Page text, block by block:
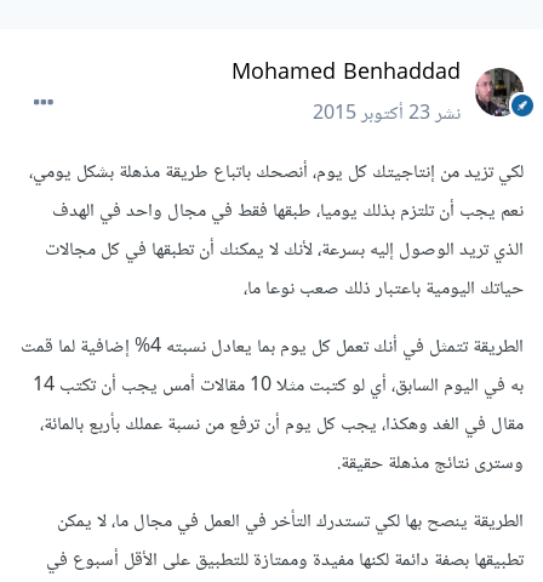
Mohamed Benhaddad
نشر23 أكتوبر 2015
لكي تزيد من إنتاجيتك كل يوم، أنصحك باتباع طريقة مذهلة بشكل يومي،
نعم يجب أن تلتزم بذلك يوميا، طبقها فقط في مجال واحد في الهدف
الذي تريد الوصول إليه بسرعة، لأنك لا يمكنك أن تطبقها في كل مجالات
حياتك اليومية باعتبار ذلك صعب نوعا ما،
الطريقة تتمثل في أنك تعمل كل يوم بما يعادل نسبته 4% إضافية لما قمت
به في اليوم السابق، أي لو كتبت مثلا 10 مقالات أمس يجب أن تكتب 14
مقال في الغد وهكذا، يجب كل يوم أن ترفع من نسبة عملك بأربع بالمائة،
وسترى نتائج مذهلة حقيقة.
الطريقة ينصح بها لكي تستدرك التأخر في العمل في مجال ما، لا يمكن
تطبيقها بصفة دائمة لكنها مفيدة وممتازة للتطبيق على الأقل أسبوع في